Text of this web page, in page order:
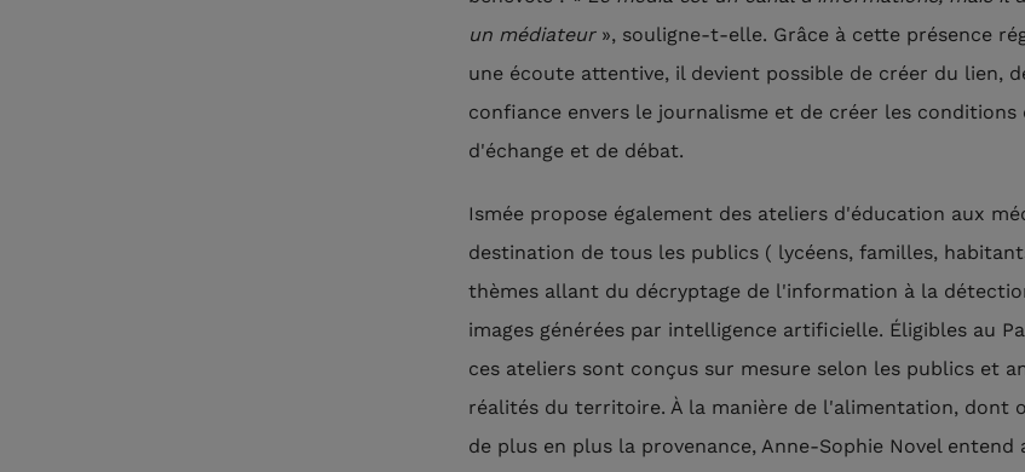
un médiateur», souligne-t-elle. Grâce à cette présence
une écoute attentive, il devient possible de créer du lien,
confiance envers le journalisme et de créer les conditions
d'échange et de débat.
Ismée propose également des ateliers d'éducation aux
destination de tous les publics ( lycéens, familles,
thèmes allant du décryptage de l'information à la
images générées par intelligence artificielle. Éligibles au
ces ateliers sont conçus sur mesure selon les publics et
réalités du territoire. À la manière de l'alimentation, dont
de plus en plus la provenance, Anne-Sophie Novel entend